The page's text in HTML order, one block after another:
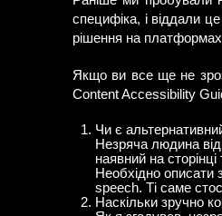
специфіка, і віддали
рішення на
Якщо ви все ще не
Content Accessibility
Чи є
Незряча людина
наявний на
Необхідно описати
speech. Ті саме
Наскільки зручно